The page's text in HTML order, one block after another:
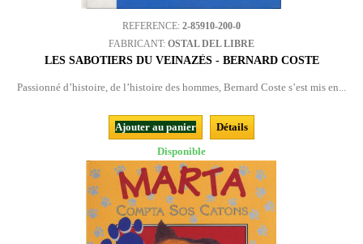
REFERENCE: 2-85910-200-0
FABRICANT: OSTAL DEL LIBRE
LES SABOTIERS DU VEINAZÈS - BERNARD COSTE
Passionné d’histoire, de l’histoire des hommes, Bernard Coste s’est mis en...
Ajouter au panier
Détails
Disponible